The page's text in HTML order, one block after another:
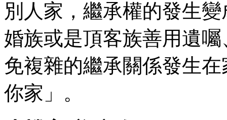
別人家，繼承權的發生
婚族或是頂客族善用遺
免複雜的繼承關係發生
你家」。